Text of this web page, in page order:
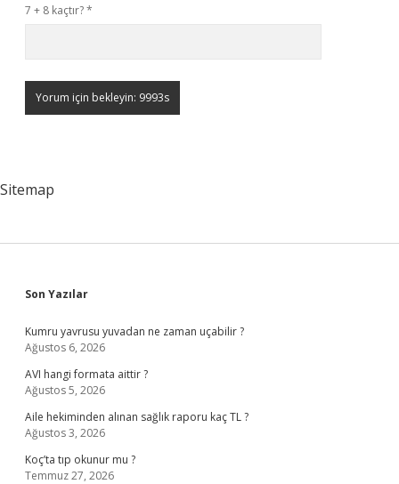
7 + 8 kaçtır?*
Sitemap
Sidebar
Son Yazılar
Kumru yavrusu yuvadan ne zaman uçabilir ?
Ağustos 6, 2026
AVI hangi formata aittir ?
Ağustos 5, 2026
Aile hekiminden alınan sağlık raporu kaç TL ?
Ağustos 3, 2026
Koç’ta tıp okunur mu ?
Temmuz 27, 2026